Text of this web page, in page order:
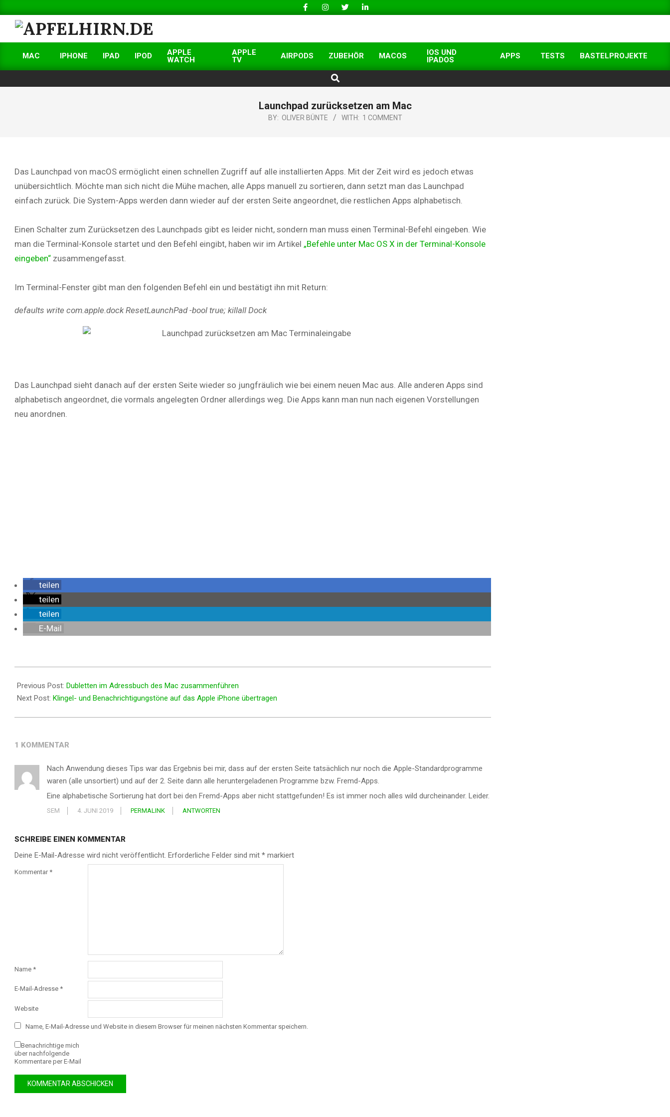
to
content
APFELHIRN.DE
Menu
MAC IPHONE IPAD IPOD
APPLE
WATCH
APPLE
TV
AIRPODS ZUBEHÖR MACOS
IOS UND
IPADOS
APPS TESTS BASTELPROJEKTE
Search
Launchpad zurücksetzen am Mac
BY: OLIVER BÜNTE WITH: 1 COMMENT
Das Launchpad von macOS ermöglicht einen schnellen Zugriff auf alle installierten Apps. Mit der Zeit wird es jedoch etwas
unübersichtlich. Möchte man sich nicht die Mühe machen, alle Apps manuell zu sortieren, dann setzt man das Launchpad
einfach zurück. Die System-Apps werden dann wieder auf der ersten Seite angeordnet, die restlichen Apps alphabetisch.
Einen Schalter zum Zurücksetzen des Launchpads gibt es leider nicht, sondern man muss einen Terminal-Befehl eingeben. Wie
man die Terminal-Konsole startet und den Befehl eingibt, haben wir im Artikel „Befehle unter Mac OS X in der Terminal-Konsole
eingeben“ zusammengefasst.
Im Terminal-Fenster gibt man den folgenden Befehl ein und bestätigt ihn mit Return:
defaults write com.apple.dock ResetLaunchPad -bool true; killall Dock
Das Launchpad sieht danach auf der ersten Seite wieder so jungfräulich wie bei einem neuen Mac aus. Alle anderen Apps sind
alphabetisch angeordnet, die vormals angelegten Ordner allerdings weg. Die Apps kann man nun nach eigenen Vorstellungen
neu anordnen.
teilen
teilen
teilen
E-Mail
09-
15
Previous Post: Dubletten im Adressbuch des Mac zusammenführen
Next Post: Klingel- und Benachrichtigungstöne auf das Apple iPhone übertragen
1 KOMMENTAR
Nach Anwendung dieses Tips war das Ergebnis bei mir, dass auf der ersten Seite tatsächlich nur noch die Apple-Standardprogramme
waren (alle unsortiert) und auf der 2. Seite dann alle heruntergeladenen Programme bzw. Fremd-Apps.
Eine alphabetische Sortierung hat dort bei den Fremd-Apps aber nicht stattgefunden! Es ist immer noch alles wild durcheinander. Leider.
SEM 4. JUNI 2019 PERMALINK ANTWORTEN
SCHREIBE EINEN KOMMENTAR
Deine E-Mail-Adresse wird nicht veröffentlicht. Erforderliche Felder sind mit * markiert
Kommentar *
Name *
E-Mail-Adresse *
Website
Name, E-Mail-Adresse und Website in diesem Browser für meinen nächsten Kommentar speichern.
Benachrichtige mich
über nachfolgende
Kommentare per E-Mail